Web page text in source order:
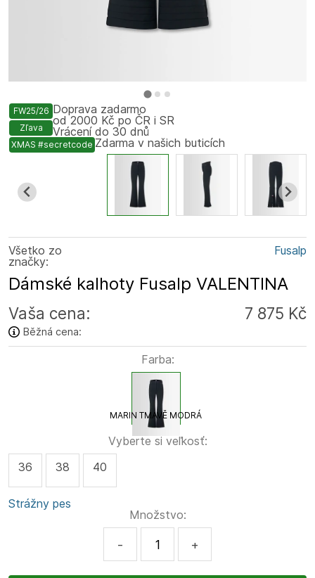
FW25/26
Zľava
XMAS #secretcode
Všetko zo
značky:
Fusalp
Dámské kalhoty Fusalp VALENTINA
Vaša cena: 7 875 Kč
Běžná cena:
Farba:
MARIN TMAVĚ MODRÁ
Vyberte si veľkosť:
36
38 40
Strážny pes
Množstvo:
- +
Doprava zadarmo
od 2000 Kč po ČR i SR
Vrácení do 30 dnů
Zdarma v našich buticích